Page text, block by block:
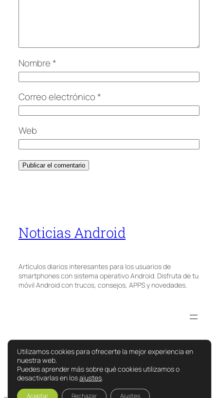
Nombre*
Correo electrónico*
Web
Noticias Android
Artículos diarios interesantes para los usuarios de
smartphones con sistema operativo Android. Disfruta de tu
móvil Android con trucos, consejos, APPS y novedades.
Utilizamos cookies para ofrecerte la mejor experiencia en
nuestra web.
Puedes aprender más sobre qué cookies utilizamos o
desactivarlas en losajustes.
Aceptar Rechazar Ajustes